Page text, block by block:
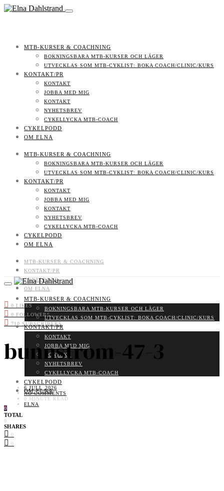
MTB-KURSER & COACHNING
BOKNINGSBARA MTB-KURSER OCH LÄGER
UTVECKLAS SOM MTB-CYKLIST: BOKA COACH/CLINIC/KURS
KONTAKT/PR
KONTAKT
JOBBA MED MIG
KONTAKT
NYHETSBREV
CYKELLYCKA MTB-COACH
CYKELPODD
OM ELNA
MTB-KURSER & COACHNING
BOKNINGSBARA MTB-KURSER OCH LÄGER
UTVECKLAS SOM MTB-CYKLIST: BOKA COACH/CLINIC/KURS
KONTAKT/PR
KONTAKT
JOBBA MED MIG
KONTAKT
NYHETSBREV
CYKELLYCKA MTB-COACH
CYKELPODD
OM ELNA
MTB-KURSER & COACHNING
KONTAKT/PR
CYKELPODD
OM ELNA
0 LIKES
0 FOLLOWERS
710 SUBSCRIBERS
MTB-KURSER & COACHNING
BOKNINGSBARA MTB-KURSER OCH LÄGER
UTVECKLAS SOM MTB-CYKLIST: BOKA COACH/CLINIC/KURS
KONTAKT/PR
KONTAKT
JOBBA MED MIG
KONTAKT
NYHETSBREV
CYKELLYCKA MTB-COACH
CYKELPODD
OM ELNA
0
bunnstrom-47-3
6 JULI, 2026
NO COMMENTS
0 MINUTE READ
ELNA
TOTAL
0
SHARES
0
0